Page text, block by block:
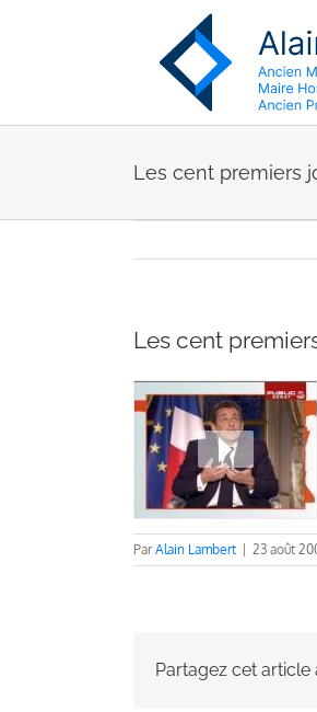
Les cent premiers
Les cent
ParAlain Lambert 23 août
Partagez cet article